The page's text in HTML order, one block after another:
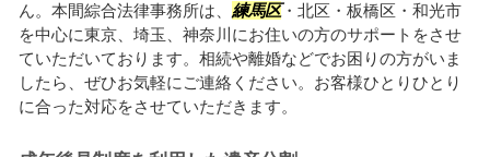
ん。本間綜合法律事務所は、 練馬区・北区・板橋区・和光市
を中心に東京、埼玉、神奈川にお住いの方のサポートをさせ
ていただいております。相続や離婚などでお困りの方がいま
したら、ぜひお気軽にご連絡ください。お客様ひとりひとり
に合った対応をさせていただきます。